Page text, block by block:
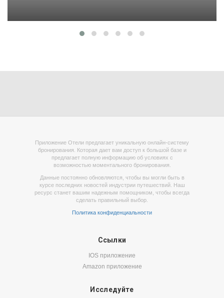
Приложение Отели предлагает уникальную онлайн-систему
бронирования. Которая дает вам доступ к большой базе и
предлагает полную информацию об условиях с
возможностью моментального бронирования.
Данные постоянно обновляются, чтобы вы могли быть в
курсе последних новостей индустрии путешествий. Наш
ресурс станет вашим надежным помощником, чтобы всегда
сделать правильный выбор.
Политика конфиденциальности
Ссылки
IOS приложение
Amazon приложение
Исследуйте